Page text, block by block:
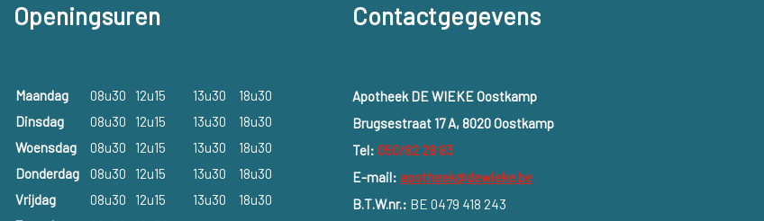
Openingsuren
Maandag 08u30 12u15 13u30
18u30
Dinsdag
08u30 12u15 13u30
18u30
Woensdag
08u30 12u15 13u30
18u30
Donderdag
08u30 12u15 13u30
18u30
Vrijdag
08u30 12u15 13u30
18u30
Contactgegevens
Apotheek DE WIEKE Oostkamp
Brugsestraat 17 A, 8020 Oostkamp
Tel: 050/82 28 83
E-mail: apotheek@dewieke.be
B.T.W.nr.: BE 0479 418 243